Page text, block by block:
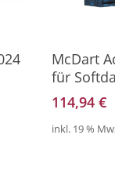
McDart
für
114,94 €
inkl. 19 %